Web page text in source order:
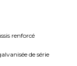
renforcé
de série